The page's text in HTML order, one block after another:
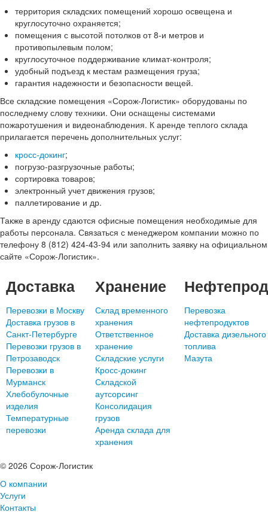
территория складских помещений хорошо освещена и
круглосуточно охраняется;
помещения с высотой потолков от 8-и метров и
противопылевым полом;
круглосуточное поддерживание климат-контроля;
удобный подъезд к местам размещения груза;
гарантия надежности и безопасности вещей.
Все складские помещения «Сорож-Логистик» оборудованы по
последнему слову техники. Они оснащены системами
пожаротушения и видеонаблюдения. К аренде теплого склада
прилагается перечень дополнительных услуг:
кросс-докинг;
погрузо-разгрузочные работы;
сортировка товаров;
электронный учет движения грузов;
паллетирование и др.
Также в аренду сдаются офисные помещения необходимые для
работы персонала. Связаться с менеджером компании можно по
телефону 8 (812) 424-43-94 или заполнить заявку на официальном
сайте «Сорож-Логистик».
Доставка
Перевозки в Москву
Доставка грузов в
Санкт-Петербурге
Перевозки грузов в
Петрозаводск
Перевозки в
Мурманск
Хлебобулочные
изделия
Температурные
перевозки
Хранение
Склад временного
хранения
Ответственное
хранение
Складские услуги
Кросс-докинг
Складской
аутсорсинг
Консолидация
грузов
Аренда склада для
хранения
Перевозка
нефтепродуктов
Доставка дизельного
топлива
Мазута
© 2026 Сорож-Логистик
О компании
Услуги
Контакты